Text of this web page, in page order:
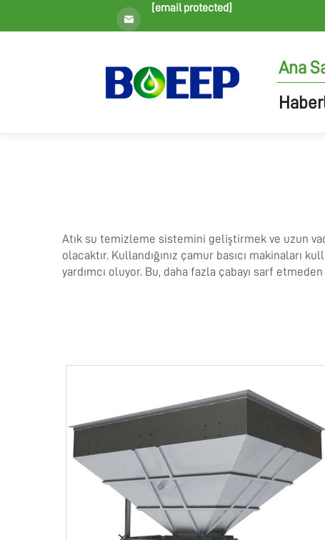
[email protected]
Ana
Atık su temizleme sistemini geliştirmek ve uzun
olacaktır. Kullandığınız çamur basıcı
yardımcı oluyor. Bu, daha fazla çabayı sarf